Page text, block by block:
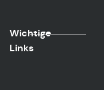
Wichtige
Links